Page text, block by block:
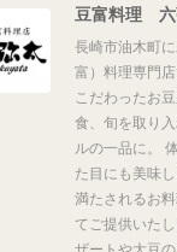
豆富料理 六
長崎市油木町
富）料理専門
こだわったお
食、旬を取り
ルの一品に。
た目にも美味
満たされるお
てご提供いた
ザートや大豆